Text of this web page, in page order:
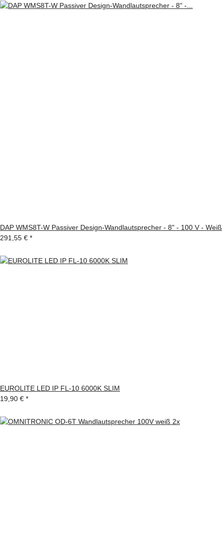
DAP WMS8T-W Passiver Design-Wandlautsprecher - 8" - 100 V - Weiß
291,55 € *
EUROLITE LED IP FL-10 6000K SLIM
19,90 € *